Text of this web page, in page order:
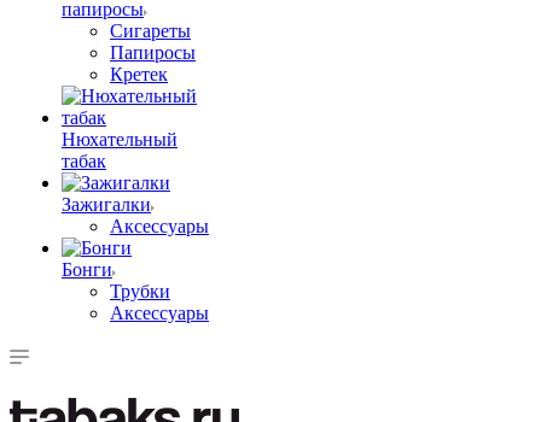
папиросы
Сигареты
Папиросы
Кретек
Нюхательный
табак
Зажигалки
Аксессуары
Бонги
Трубки
Аксессуары